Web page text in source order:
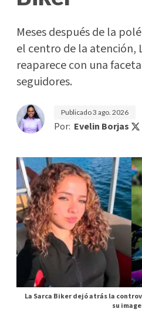
Meses después de la
el centro de la atención,
reaparece con una
seguidores.
Publicado3 ago. 2026
Por: Evelin Borjas
La Sarca Biker dejó atrás la
su